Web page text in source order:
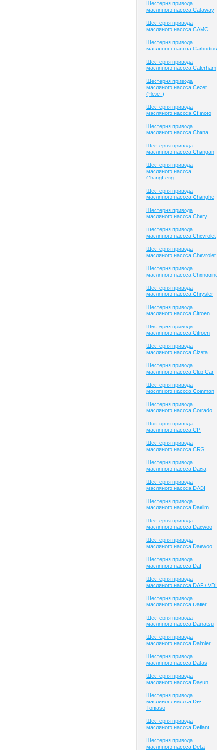
Шестерня привода
масляного насоса Callaway
Шестерня привода
масляного насоса CAMC
Шестерня привода
масляного насоса Carbodies
Шестерня привода
масляного насоса Caterham
Шестерня привода
масляного насоса Cezet
(Чезет)
Шестерня привода
масляного насоса Cf moto
Шестерня привода
масляного насоса Chana
Шестерня привода
масляного насоса Changan
Шестерня привода
масляного насоса
ChangFeng
Шестерня привода
масляного насоса Changhe
Шестерня привода
масляного насоса Chery
Шестерня привода
масляного насоса Chevrolet
Шестерня привода
масляного насоса Chevrolet
Шестерня привода
масляного насоса
Шестерня привода
масляного насоса Chrysler
Шестерня привода
масляного насоса Citroen
Шестерня привода
масляного насоса Citroen
Шестерня привода
масляного насоса Cizeta
Шестерня привода
масляного насоса Club Сar
Шестерня привода
масляного насоса Comman
Шестерня привода
масляного насоса Corrado
Шестерня привода
масляного насоса CPI
Шестерня привода
масляного насоса CRG
Шестерня привода
масляного насоса Dacia
Шестерня привода
масляного насоса DADI
Шестерня привода
масляного насоса Daelim
Шестерня привода
масляного насоса Daewoo
Шестерня привода
масляного насоса Daewoo
Шестерня привода
масляного насоса Daf
Шестерня привода
масляного насоса DAF /
Шестерня привода
масляного насоса Dafier
Шестерня привода
масляного насоса Daihatsu
Шестерня привода
масляного насоса Daimler
Шестерня привода
масляного насоса Dallas
Шестерня привода
масляного насоса Dayun
Шестерня привода
масляного насоса De-
Tomaso
Шестерня привода
масляного насоса Defiant
Шестерня привода
масляного насоса Delta